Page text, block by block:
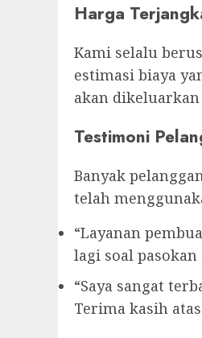
Harga
Kami selalu
estimasi biaya
akan
Testimoni
Banyak
telah
“Layanan
lagi soal pasokan
“Saya sangat
Terima kasih